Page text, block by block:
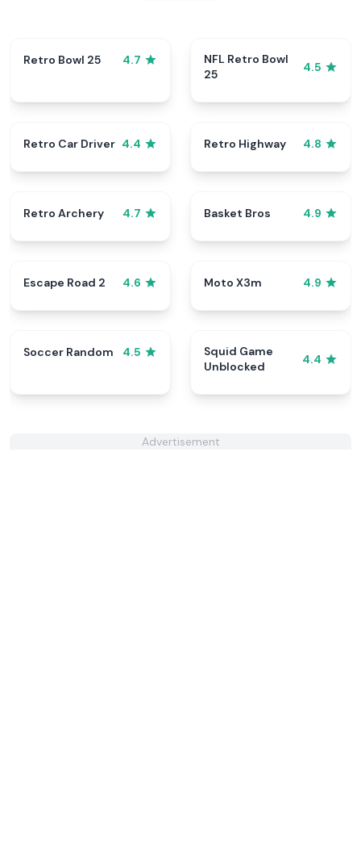
Retro Bowl 25 4.7
NFL Retro Bowl
25
4.5
Retro Car Driver 4.4 Retro Highway 4.8
Retro Archery 4.7 Basket Bros 4.9
Escape Road 2 4.6 Moto X3m 4.9
Soccer Random 4.5
Squid Game
Unblocked
4.4
Advertisement